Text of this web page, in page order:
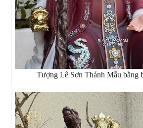
Tượng Lê Sơn Thánh Mẫu bằng